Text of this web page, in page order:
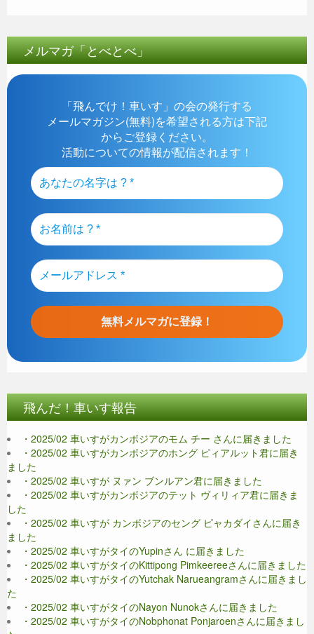
メルマガ「とべとべ」
「飛んでけ！車いす」の会の発行する
メールマガジン(無料)を希望される方は下記
からご登録ください。
活動についての情報が配信されます！
飛んだ！車いす報告
・2025/02 車いすがカンボジアのモム チー さんに届きました
・2025/02 車いすがカンボジアのホング ピィアルット君に届き
ました
・2025/02 車いすが ヌァン ブンルアン君に届きました
・2025/02 車いすがカンボジアのテット ヴィリィア君に届きま
した
・2025/02 車いすが カンボジアのセング ピャカダイさんに届き
ました
・2025/02 車いすがタイのYupinさん に届きました
・2025/02 車いすがタイのKittipong Pimkeereeさんに届きました
・2025/02 車いすがタイのYutchak Narueangramさんに届きまし
た
・2025/02 車いすがタイのNayon Nunokさんに届きました
・2025/02 車いすがタイのNobphonat Ponjaroenさんに届きまし